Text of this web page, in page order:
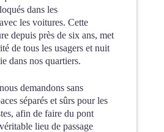
dans les
les voitures. Cette
depuis près de six ans, met
de tous les usagers et nuit
dans nos quartiers.
demandons sans
séparés et sûrs pour les
afin de faire du pont
lieu de passage